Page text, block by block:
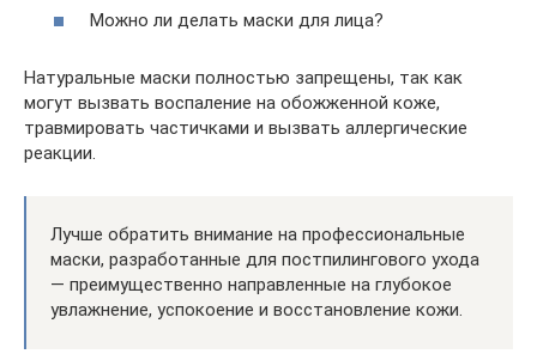
Можно ли делать маски для лица?
Натуральные маски полностью запрещены, так как
могут вызвать воспаление на обожженной коже,
травмировать частичками и вызвать аллергические
реакции.
Лучше обратить внимание на профессиональные
маски, разработанные для постпилингового ухода
— преимущественно направленные на глубокое
увлажнение, успокоение и восстановление кожи.